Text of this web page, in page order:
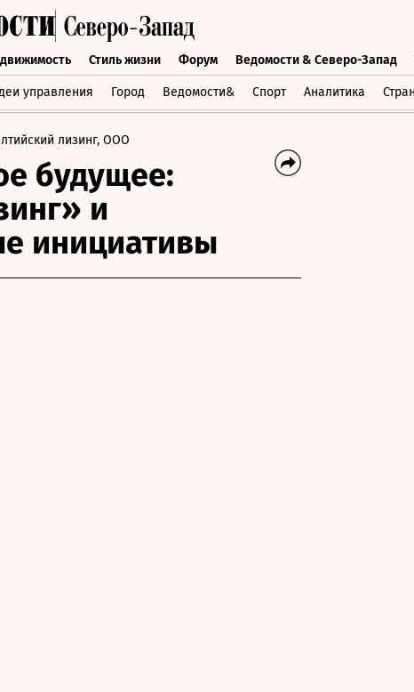
Стиль жизни Форум Ведомости & Северо-Запад
управления Город Ведомости& Спорт Аналитика
Недвижимость Стиль жизни Форум Ведомости & Северо-
лизинг, ООО
будущее:
и
инициативы